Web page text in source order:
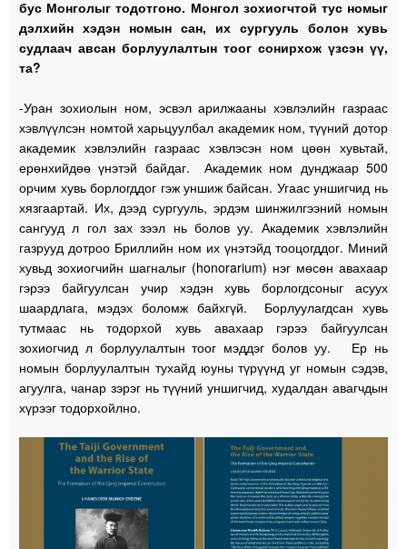
бус Монголыг тодотгоно. Монгол зохиогчтой тус номыг
дэлхийн хэдэн номын сан, их сургууль болон хувь
судлаач авсан борлуулалтын тоог сонирхож үзсэн үү,
та?
-Уран зохиолын ном, эсвэл арилжааны хэвлэлийн газраас
хэвлүүлсэн номтой харьцуулбал академик ном, түүний дотор
академик хэвлэлийн газраас хэвлэсэн ном цөөн хувьтай,
ерөнхийдөө үнэтэй байдаг. Академик ном дунджаар 500
орчим хувь борлогддог гэж уншиж байсан. Угаас уншигчид нь
хязгаартай. Их, дээд сургууль, эрдэм шинжилгээний номын
сангууд л гол зах зээл нь болов уу. Академик хэвлэлийн
газрууд дотроо Бриллийн ном их үнэтэйд тооцогддог. Миний
хувьд зохиогчийн шагналыг (honorarium) нэг мөсөн авахаар
гэрээ байгуулсан учир хэдэн хувь борлогдсоныг асуух
шаардлага, мэдэх боломж байхгүй. Борлуулагдсан хувь
тутмаас нь тодорхой хувь авахаар гэрээ байгуулсан
зохиогчид л борлуулалтын тоог мэддэг болов уу. Ер нь
номын борлуулалтын тухайд юуны түрүүнд уг номын сэдэв,
агуулга, чанар зэрэг нь түүний уншигчид, худалдан авагчдын
хүрээг тодорхойлно.